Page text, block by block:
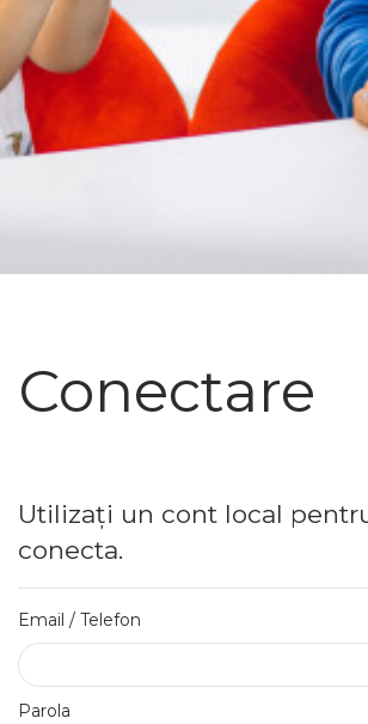
Conectare
Utilizați un cont local
conecta.
Email / Telefon
Parola